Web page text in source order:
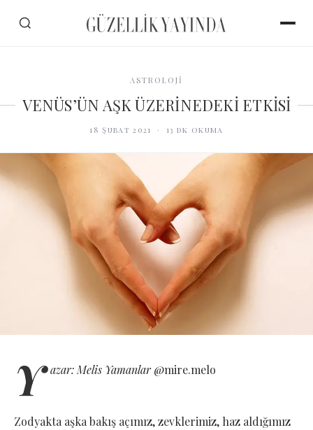
ASTROLOJİ
VENÜS’ÜN AŞK ÜZERİNEDEKİ ETKİSİ
18 Şubat 2021 · 13 dk okuma
Y azar: Melis Yamanlar @mire.melo
Zodyakta aşka bakış açımız, zevklerimiz, haz aldığımız